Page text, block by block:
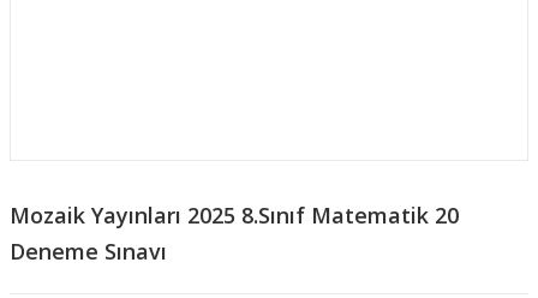
Mozaik Yayınları 2025 8.Sınıf Matematik 20
Deneme Sınavı